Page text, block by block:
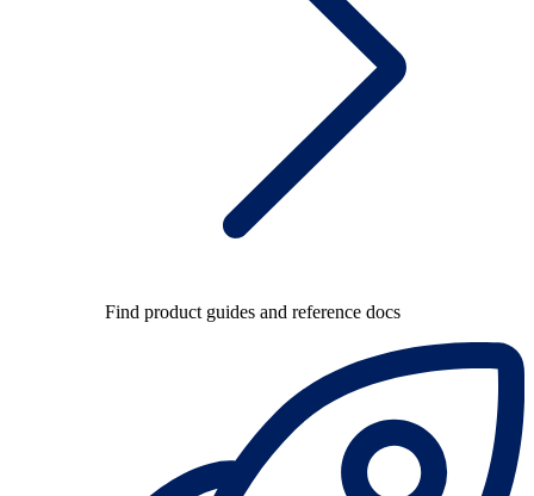
Find product guides and reference docs